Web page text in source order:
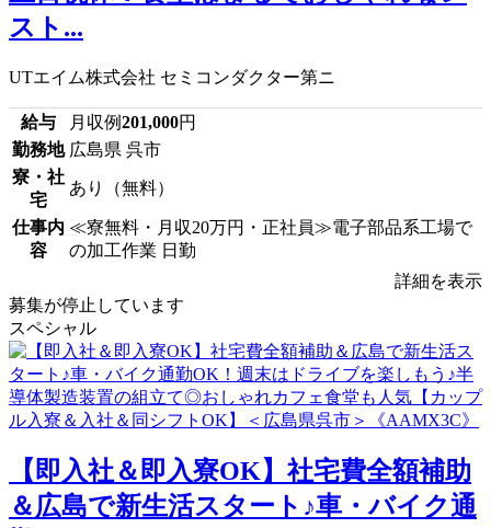
スト...
UTエイム株式会社 セミコンダクター第ニ
給与 月収例201,000円
勤務地 広島県 呉市
寮・社
宅
あり（無料）
仕事内
容
≪寮無料・月収20万円・正社員≫電子部品系工場で
の加工作業 日勤
詳細を表示
募集が停止しています
スペシャル
【即入社＆即入寮OK】社宅費全額補助
＆広島で新生活スタート♪車・バイク通